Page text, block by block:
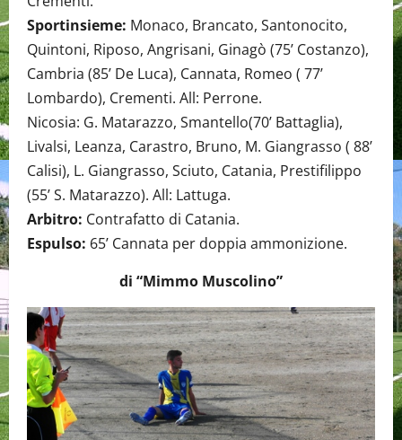
Sportinsieme: Monaco, Brancato, Santonocito,
Quintoni, Riposo, Angrisani, Ginagò (75’ Costanzo),
Cambria (85’ De Luca), Cannata, Romeo ( 77’
Lombardo), Crementi. All: Perrone.
Nicosia: G. Matarazzo, Smantello(70’ Battaglia),
Livalsi, Leanza, Carastro, Bruno, M. Giangrasso ( 88’
Calisi), L. Giangrasso, Sciuto, Catania, Prestifilippo
(55’ S. Matarazzo). All: Lattuga.
Arbitro: Contrafatto di Catania.
Espulso: 65’ Cannata per doppia ammonizione.
di “Mimmo Muscolino”